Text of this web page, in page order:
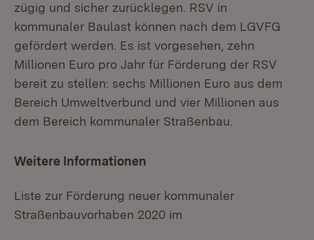
zügig und sicher zurücklegen. RSV in
kommunaler Baulast können nach dem LGVFG
gefördert werden. Es ist vorgesehen, zehn
Millionen Euro pro Jahr für Förderung der RSV
bereit zu stellen: sechs Millionen Euro aus dem
Bereich Umweltverbund und vier Millionen aus
dem Bereich kommunaler Straßenbau.
Weitere Informationen
Liste zur Förderung neuer kommunaler
Straßenbauvorhaben 2020 im